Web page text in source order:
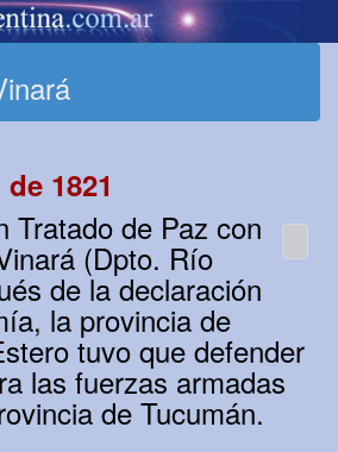
1821
Tratado de Paz con
(Dpto. Río
de la declaración
la provincia de
tuvo que defender
las fuerzas armadas
de Tucumán.